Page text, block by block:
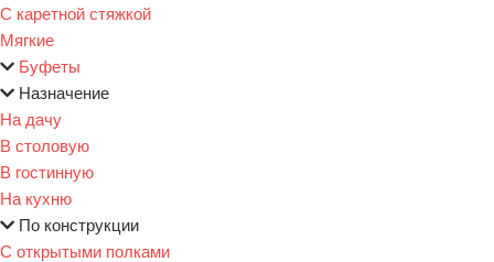
С каретной стяжкой
Мягкие
Буфеты
Назначение
На дачу
В столовую
В гостинную
На кухню
По конструкции
С открытыми полками